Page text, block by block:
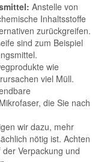
Anstelle von
Inhaltsstoffe
zurückgreifen.
sind zum Beispiel
wie
viel Müll.
die Sie nach
wir dazu, mehr
nötig ist. Achten
Verpackung und